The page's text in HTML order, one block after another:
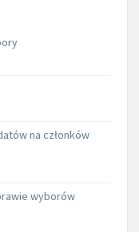
na członków
wyborów